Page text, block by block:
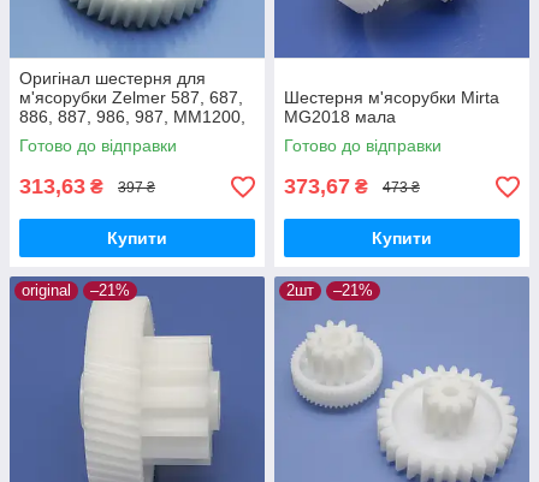
Оригінал шестерня для
м'ясорубки Zelmer 587, 687,
886, 887, 986, 987, MM1200,
MM1000, MM2000 приводна
велика біла харчовий пластик
Готово до відправки
313,63 ₴ 397 ₴
Купити
Шестерня м'ясорубки Mirta
MG2018 мала
Готово до відправки
373,67 ₴ 473 ₴
Купити
original –21% 2шт –21%